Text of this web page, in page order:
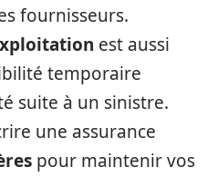
fournisseurs.
est aussi
temporaire
suite à un sinistre.
une assurance
pour maintenir vos